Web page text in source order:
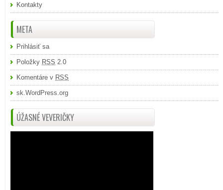
Kontakty
META
Prihlásiť sa
Položky RSS 2.0
Komentáre v RSS
sk.WordPress.org
ÚŽASNÉ VEVERIČKY